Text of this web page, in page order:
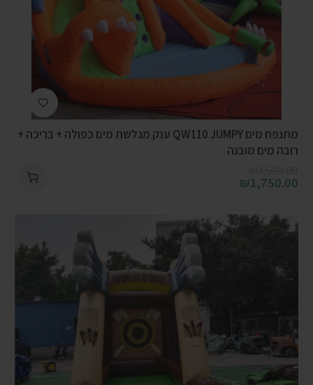
מתנפח מים QW110 JUMPY ענק מגלשת מים כפולה + בריכה +
רובה מים מובנה
₪1,750.00